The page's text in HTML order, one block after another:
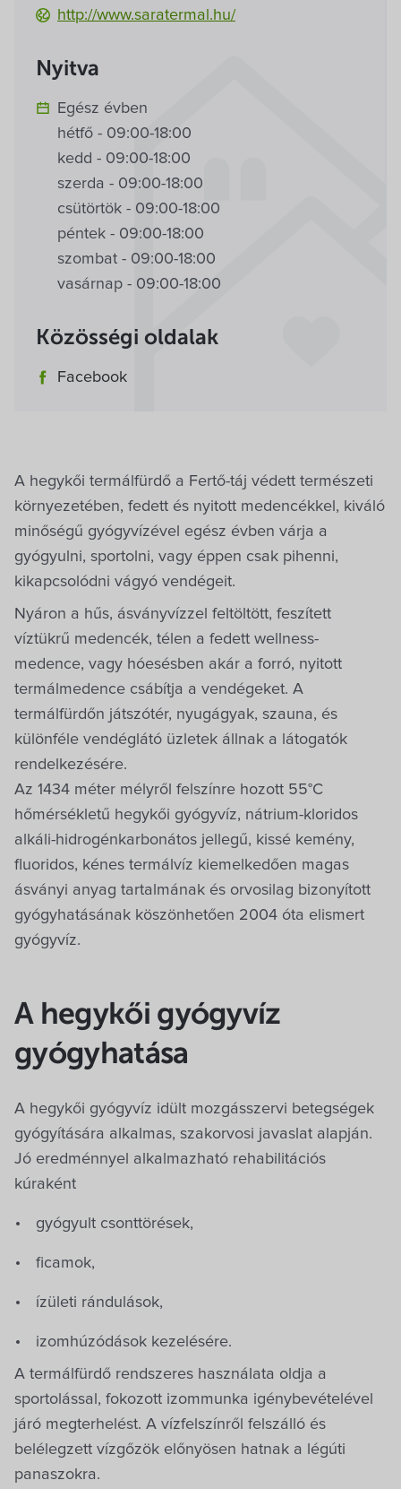
A hegykői termálfürdő a Fertő-táj védett természeti
környezetében, fedett és nyitott medencékkel, kiváló
minőségű gyógyvízével egész évben várja a
gyógyulni, sportolni, vagy éppen csak pihenni,
kikapcsolódni vágyó vendégeit.
Nyáron a hűs, ásványvízzel feltöltött, feszített
víztükrű medencék, télen a fedett wellness-
medence, vagy hóesésben akár a forró, nyitott
termálmedence csábítja a vendégeket. A
termálfürdőn játszótér, nyugágyak, szauna, és
különféle vendéglátó üzletek állnak a látogatók
rendelkezésére.
Az 1434 méter mélyről felszínre hozott 55°C
hőmérsékletű hegykői gyógyvíz, nátrium-kloridos
alkáli-hidrogénkarbonátos jellegű, kissé kemény,
fluoridos, kénes termálvíz kiemelkedően magas
ásványi anyag tartalmának és orvosilag bizonyított
gyógyhatásának köszönhetően 2004 óta elismert
gyógyvíz.
A hegykői gyógyvíz
gyógyhatása
A hegykői gyógyvíz idült mozgásszervi betegségek
gyógyítására alkalmas, szakorvosi javaslat alapján.
Jó eredménnyel alkalmazható rehabilitációs
kúraként
gyógyult csonttörések,
ficamok,
ízületi rándulások,
izomhúzódások kezelésére.
A termálfürdő rendszeres használata oldja a
sportolással, fokozott izommunka igénybevételével
járó megterhelést. A vízfelszínről felszálló és
belélegzett vízgőzök előnyösen hatnak a légúti
panaszokra.
http://www.saratermal.hu/
Nyitva
Egész évben
hétfő - 09:00-18:00
kedd - 09:00-18:00
szerda - 09:00-18:00
csütörtök - 09:00-18:00
péntek - 09:00-18:00
szombat - 09:00-18:00
vasárnap - 09:00-18:00
Közösségi oldalak
Facebook